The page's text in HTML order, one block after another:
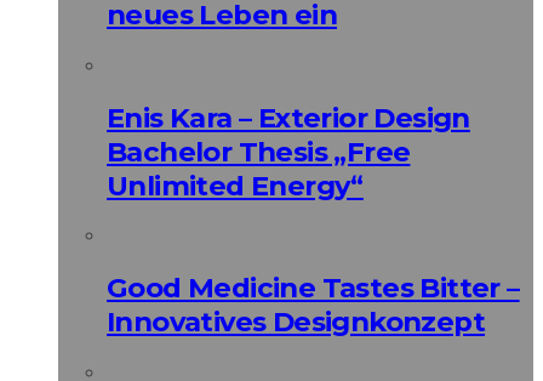
neues Leben ein
Enis Kara – Exterior Design
Bachelor Thesis „Free
Unlimited Energy“
Good Medicine Tastes Bitter –
Innovatives Designkonzept